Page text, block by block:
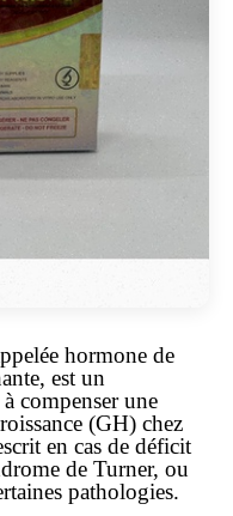
hormone de
est un
compenser une
(GH) chez
en cas de déficit
de Turner, ou
pathologies.